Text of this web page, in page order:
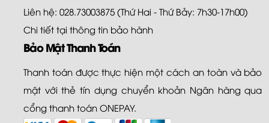
Liên hệ: 028.73003875 (Thứ Hai - Thứ Bảy: 7h30-17h00)
Chi tiết tại thông tin bảo hành
Bảo Mật Thanh Toán
Thanh toán được thực hiện một cách an toàn và bảo
mật với thẻ tín dụng chuyển khoản Ngân hàng qua
cổng thanh toán ONEPAY.